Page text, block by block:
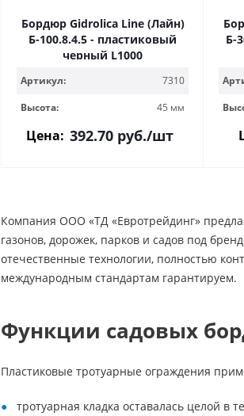
Бордюр Gidrolica Line (Лайн)
Б-100.8.4.5 - пластиковый
черный L1000
Артикул:
7310
Высота:
45 мм
Цена: 392.70 руб./шт
Б-
Компания ООО «ТД «Евротрейдинг»
газонов, дорожек, парков и садов под
отечественные технологии, полностью
международным стандартам гарантируем.
Функции садовых
Пластиковые тротуарные ограждения
тротуарная кладка оставалась целой в